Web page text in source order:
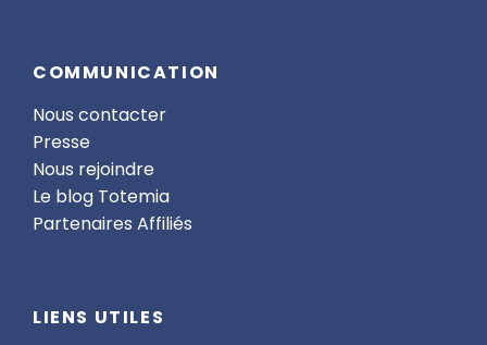
COMMUNICATION
Nous contacter
Presse
Nous rejoindre
Le blog Totemia
Partenaires Affiliés
LIENS UTILES